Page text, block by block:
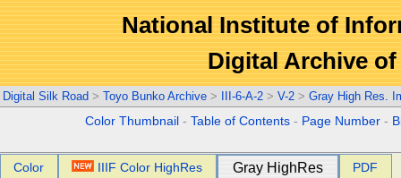
National Institute of
Digital Archive
Digital Silk Road > Toyo Bunko Archive > III-6-A-2 > V-2 > Gray High Res.
Color Thumbnail -Table of Contents - Page Number -
Color IIIF Color HighRes Gray HighRes PDF